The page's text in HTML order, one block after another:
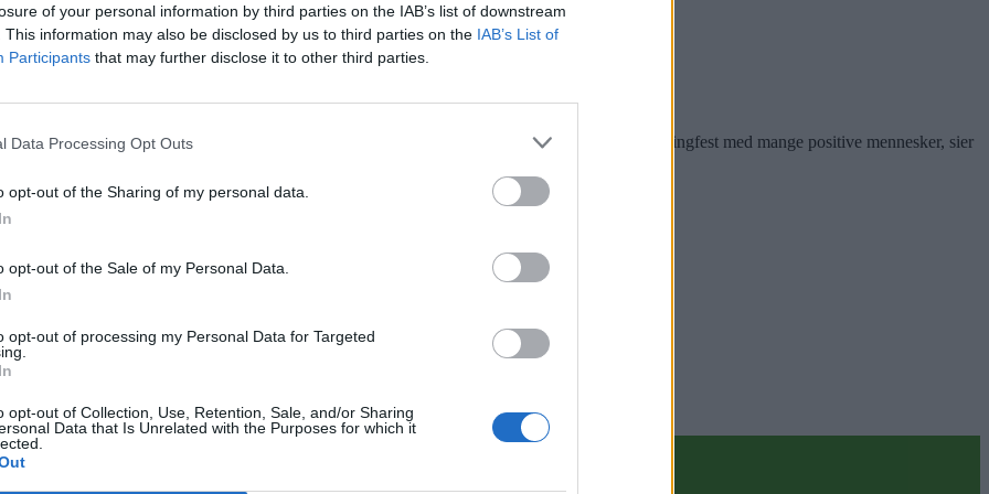
of your personal information by third parties on the IAB’s list of downstream
This information may also be disclosed by us to third parties on the IAB’s List of
Participants that may further disclose it to other third parties.
Data Processing Opt Outs
opt-out of the Sharing of my personal data.
opt-out of the Sale of my Personal Data.
opt-out of processing my Personal Data for Targeted
opt-out of Collection, Use, Retention, Sale, and/or Sharing
Data that Is Unrelated with the Purposes for which it
som utfordres til å gi et bidrag til årets Tv aksjon til inntekt for Røde kors.
næringslivsaktører og politiske kollegaer.
stolte av. Hver gang vi får napp drar vi skipsklokken her og markerer. Det er en skikkelig plingfest med mange positive mennesker, sier
Førre, Arvid Bakken og Sigmund Lier er Team Tysvær.
nett: